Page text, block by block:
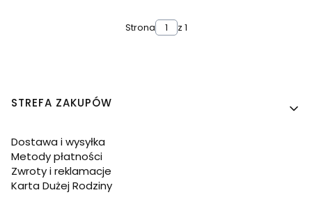
Strona z 1
Linki w stopce
STREFA ZAKUPÓW
Dostawa i wysyłka
Metody płatności
Zwroty i reklamacje
Karta Dużej Rodziny